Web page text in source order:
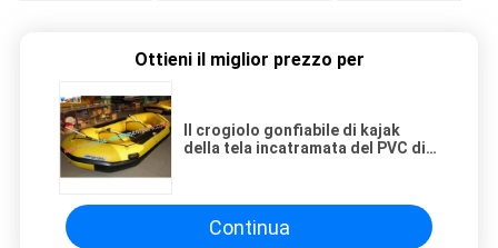
Ottieni il miglior prezzo per
Il crogiolo gonfiabile di kajak
della tela incatramata del PVC di
Continua